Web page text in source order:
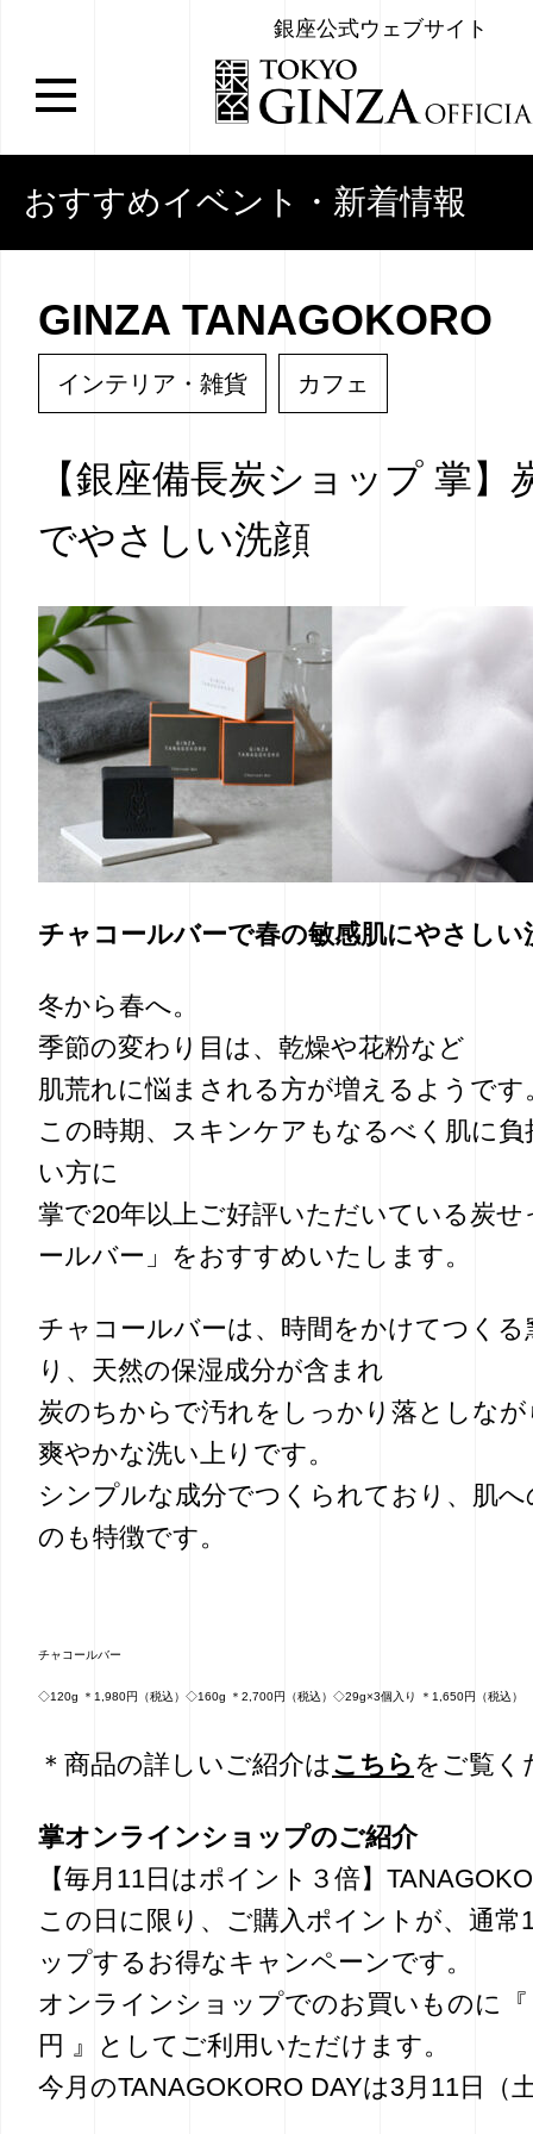
銀座公式ウェブサイト
おすすめイベント・新着情報
GINZA TANAGOKORO
インテリア・雑貨 カフェ
【銀座備長炭ショップ 掌】
でやさしい洗顔
チャコールバーで春の敏感肌にやさしい
冬から春へ。
季節の変わり目は、乾燥や花粉など
肌荒れに悩まされる方が増えるようです
この時期、スキンケアもなるべく肌に
い方に
掌で20年以上ご好評いただいている炭
ールバー」をおすすめいたします。
チャコールバーは、時間をかけてつくる
り、天然の保湿成分が含まれ
炭のちからで汚れをしっかり落としな
爽やかな洗い上りです。
シンプルな成分でつくられており、肌
のも特徴です。
チャコールバー
◇120g ＊1,980円（税込）◇160g ＊2,700円（税込）◇29g×3個入り ＊1,650円（税込）
＊商品の詳しいご紹介は こちら をご覧く
掌オンラインショップのご紹介
【毎月11日はポイント３倍】
この日に限り、ご購入ポイントが、通常
ップするお得なキャンペーンです。
オンラインショップでのお買いものに
円 』としてご利用いただけます。
今月のTANAGOKORO DAYは3月11日（